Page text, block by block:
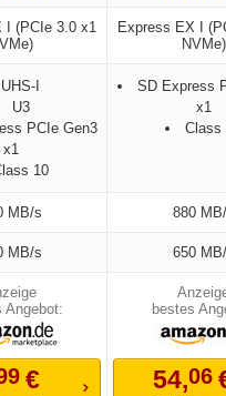
I (PCIe 3.0 x1
Express EX I
NVMe)
UHS-I
U3
PCIe Gen3
x1
10
SD Express
x1
Class
MB/s 880
MB/s 650
Angebot:
€
bestes
54,06